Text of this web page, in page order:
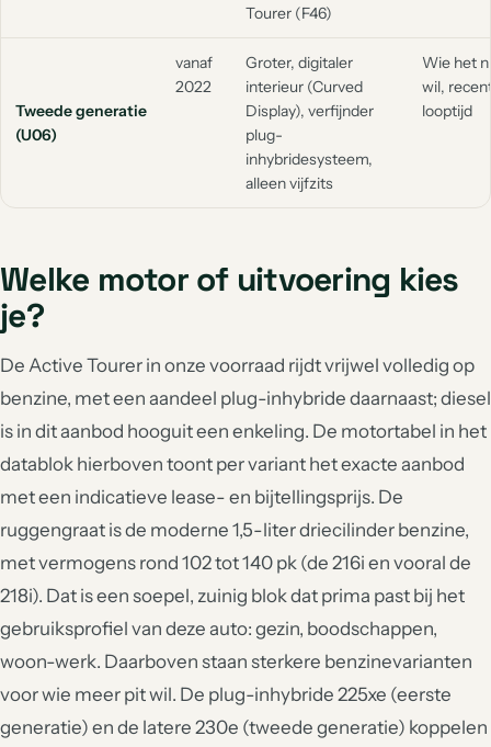
Tourer (F46)
Tweede generatie
(U06)
vanaf
2022
Groter, digitaler
interieur (Curved
Display), verfijnder
plug-
inhybridesysteem,
alleen vijfzits
Wie het
wil,
looptijd
Welke motor of uitvoering kies
je?
De Active Tourer in onze voorraad rijdt vrijwel volledig op
benzine, met een aandeel plug-inhybride daarnaast; diesel
is in dit aanbod hooguit een enkeling. De motortabel in het
datablok hierboven toont per variant het exacte aanbod
met een indicatieve lease- en bijtellingsprijs. De
ruggengraat is de moderne 1,5-liter driecilinder benzine,
met vermogens rond 102 tot 140 pk (de 216i en vooral de
218i). Dat is een soepel, zuinig blok dat prima past bij het
gebruiksprofiel van deze auto: gezin, boodschappen,
woon-werk. Daarboven staan sterkere benzinevarianten
voor wie meer pit wil. De plug-inhybride 225xe (eerste
generatie) en de latere 230e (tweede generatie) koppelen